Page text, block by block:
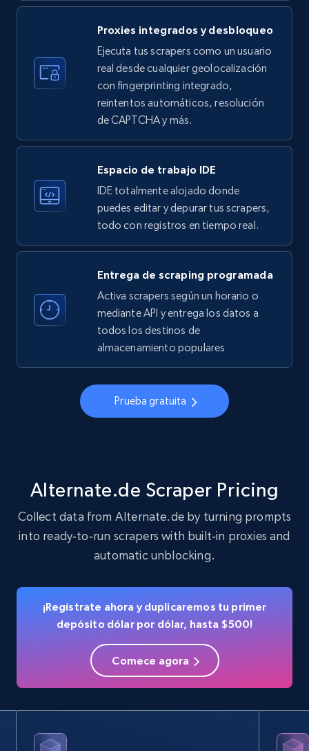
LinkedIn company information
ID, Name, Country code, Locations, Followers,
Employees in linkedin, About, Specialties, and
33.5K+ 3.5K+ Prueba gratuita
Instagram - Profiles
Account, Fbid, ID, Followers, Posts count, Is
business account, Is professional account, Is
22.3K+ 3.5K+ Prueba gratuita
Instagram - Profiles - Collect profile
information by user name
Account, Fbid, ID, Followers, Posts count, Is
business account, Is professional account, Is
Crunchbase companies information
Name, URL, ID, Cb rank, Region, About,
15.6K+ 1.6K+ Prueba gratuita
Crunchbase companies information -
Industries, Operating status, and more.
Proxies integrados y desbloqueo
Ejecuta tus scrapers como un usuario
real desde cualquier geolocalización
con fingerprinting integrado,
reintentos automáticos, resolución
de CAPTCHA y más.
Espacio de trabajo IDE
IDE totalmente alojado donde
puedes editar y depurar tus scrapers,
todo con registros en tiempo real.
Entrega de scraping programada
Activa scrapers según un horario o
mediante API y entrega los datos a
todos los destinos de
almacenamiento populares
Prueba gratuita
Alternate.de Scraper Pricing
Collect data from Alternate.de by turning prompts
into ready‑to‑run scrapers with built‑in proxies and
automatic unblocking.
¡Regístrate ahora y duplicaremos tu primer
depósito dólar por dólar, hasta $500!
Comece agora